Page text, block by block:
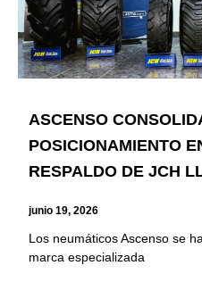
ASCENSO
POSICIONAMIENTO
RESPALDO DE JCH
junio 19, 2026
Los neumáticos Ascenso se
marca especializada